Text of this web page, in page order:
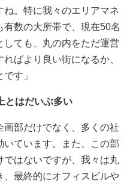
。特に我々のエリアマネ
数の大所帯で、現在50名
しても、丸の内をただ運営
ばより良い街になるか、
す」
はだいぶ多い
部だけでなく、多くの社
いています。また、この部
はないですが、我々は丸
最終的にオフィスビルや